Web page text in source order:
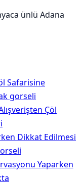
ünlü Adana
Çöl
Yaparken